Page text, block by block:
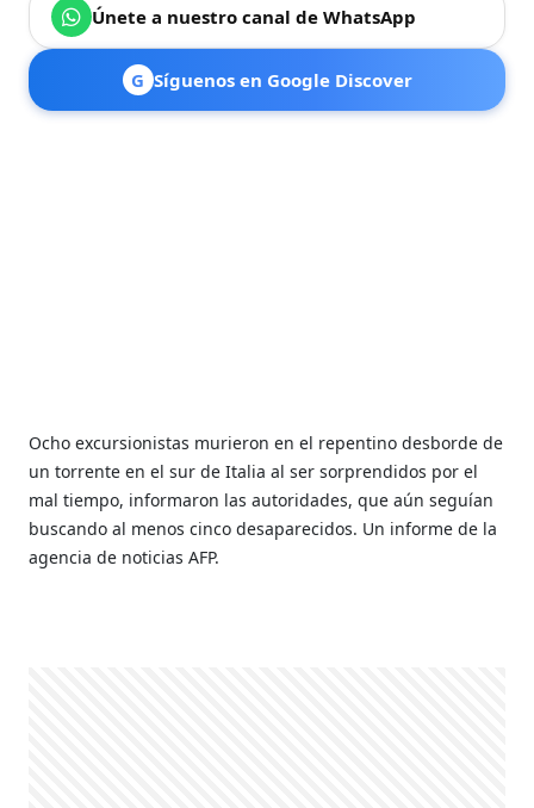
Únete a nuestro canal de WhatsApp
G Síguenos en Google Discover
Ocho excursionistas murieron en el repentino desborde de
un torrente en el sur de Italia al ser sorprendidos por el
mal tiempo, informaron las autoridades, que aún seguían
buscando al menos cinco desaparecidos. Un informe de la
agencia de noticias AFP.